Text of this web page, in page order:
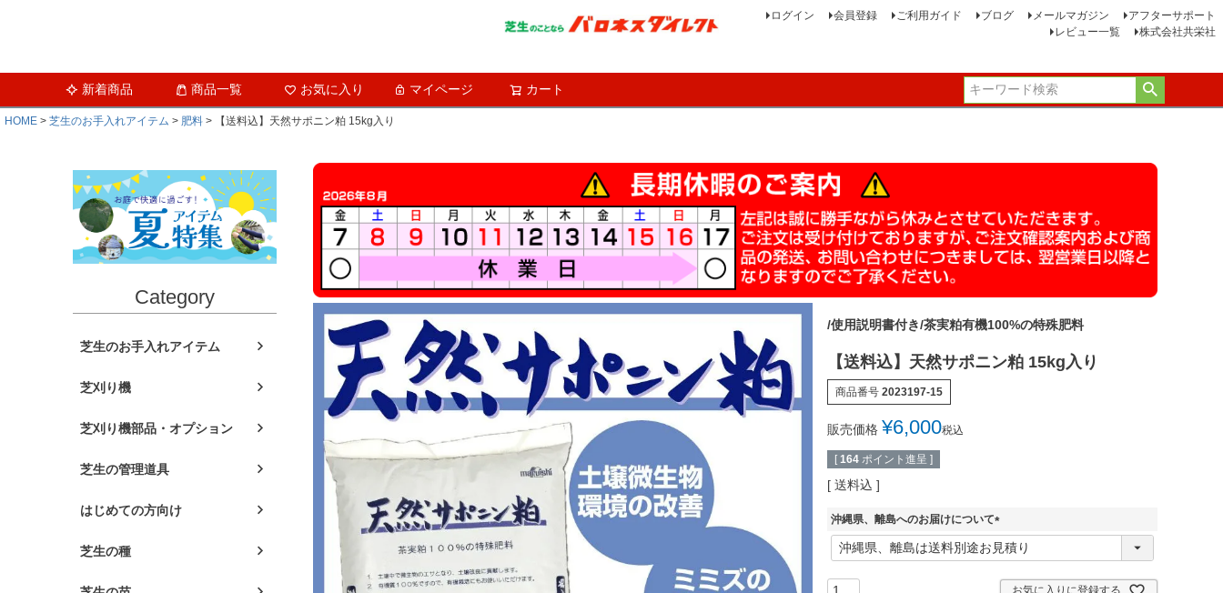
ログイン 会員登録 ご利用ガイド ブログ メールマガジン
アフターサポート
レビュー一覧
株式会社共栄社
新着商品 商品一覧 お気に入り マイページ カート
HOME 芝生のお手入れアイテム 肥料 【送料込】天然サポニン粕 15kg入り
Category
芝生のお手入れアイテム
芝刈り機
芝刈り機部品・オプション
芝生の管理道具
はじめての方向け
芝生の種
/使用説明書付き/茶実粕有機100%の特殊肥料
【送料込】天然サポニン粕 15kg入り
商品番号 2023197-15
販売価格 ¥6,000税込
[ 164 ポイント進呈 ]
送料込
沖縄県、離島へのお届けについて
(
必